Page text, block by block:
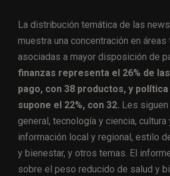
La distribución temática de las
muestra una concentración en
asociadas a mayor disposición de
finanzas representa el 26% de
pago, con 38 productos, y
supone el 22%, con 32. Les
general, tecnología y ciencia,
información local y regional, estilo
y bienestar, y otros temas. El
sobre el peso reducido de salud y